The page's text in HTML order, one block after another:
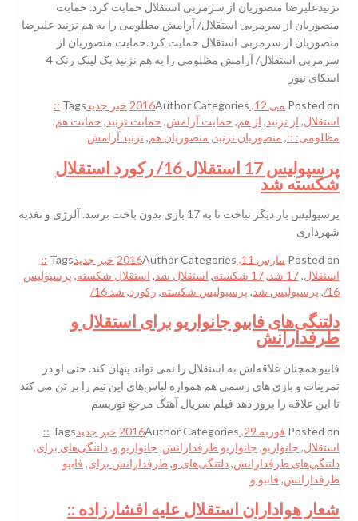
نزنیدعلیرضا منصوریان از سرمربی استقلال حمایت کرد. حمایت
منصوریان از سرمربی استقلال/ آرامش مظلومی را به هم نزنید علیرضا
منصوریان از سرمربی استقلال حمایت کرد.حمایت منصوریان از
سرمربی استقلال/ آرامش مظلومی را به هم نزنید بک لینک رنک 4
اسکای نیوز
Posted on می 12, 2016 AuthorCategories خبر جدیدTags
::
استقلال, از نزنید, از هم, حمایت آرامش, حمایت نزنید, حمایت هم,
مظلومی: ::, منصوریان نزنید, منصوریان هم, نزنید آرامش
پرسپولیس 17 استقلال 16/ رکورد استقلال
شکسته شد
پرسپولیس بار دیگر نباخت تا به 17 بازی بدون باخت برسد. آلرژی و تغذیه
شهرداری
Posted on مارس 11, 2016 AuthorCategories خبر جدیدTags
::
استقلال,17 شد ,17 شکسته , استقلال شد, استقلال شکسته, پرسپولیس
16/
, پرسپولیس شد, پرسپولیس شکسته, رکورد, شد 16/
دلتنگی‌های فابیو جانواریو برای استقلال و
طرفدارانش
فابیو همچنان علاقه‌‌اش به استقلال را نمی تواند پنهان کند. حتی او در
تمرینات و بازی های رسمی هم همواره لباس‌های این تیم را بر تن می کند
تا این علاقه را بروز دهد فیلم سریال آهنگ مرجع توریسم
Posted on فوریه 29, 2016 AuthorCategories خبر جدیدTags
::
استقلال, جانواریو, جانواریو طرفدارانش, جانواریو و,دلتنگی‌های برای,
دلتنگی‌های طرفدارانش,دلتنگی‌های و,طرفدارانش برای, فابیو
طرفدارانش, فابیو و
شعار هواداران استقلال علیه افشارزاده ::